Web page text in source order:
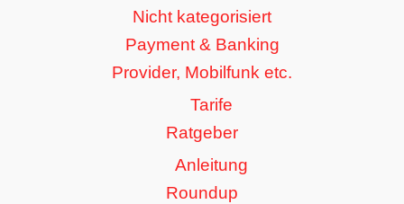
Nicht kategorisiert
Payment & Banking
Provider, Mobilfunk etc.
Tarife
Ratgeber
Anleitung
Roundup